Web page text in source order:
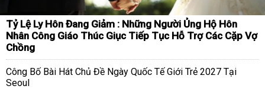
Tỷ Lệ Ly Hôn Đang Giảm : Những Người Ủng Hộ Hôn
Nhân Công Giáo Thúc Giục Tiếp Tục Hỗ Trợ Các Cặp Vợ
Chồng
Công Bố Bài Hát Chủ Đề Ngày Quốc Tế Giới Trẻ 2027 Tại
Seoul